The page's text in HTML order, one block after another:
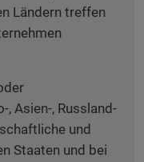
Ländern treffen
, Asien-, Russland-
und
Staaten und bei